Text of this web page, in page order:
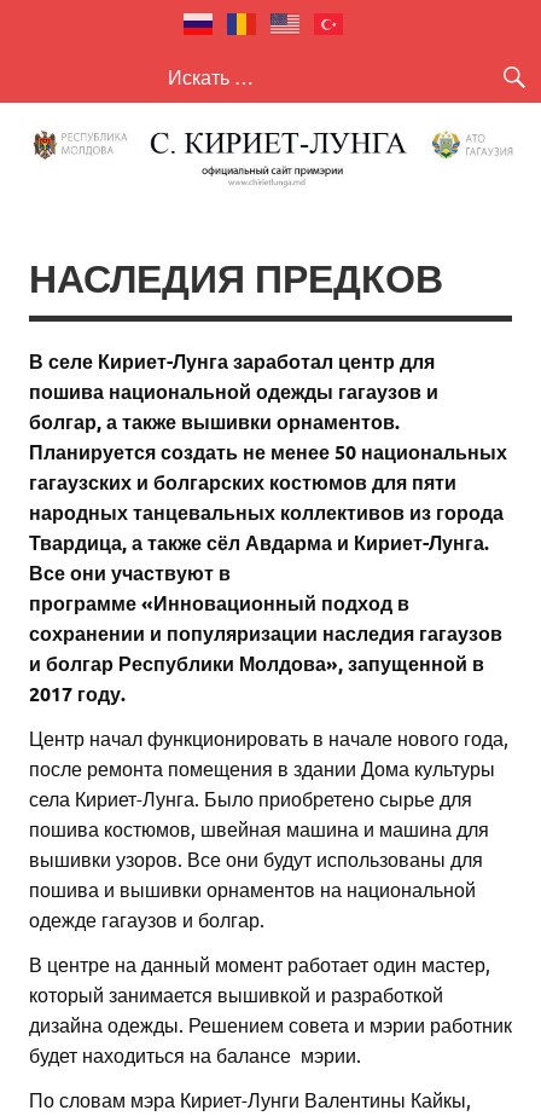
НАСЛЕДИЯ ПРЕДКОВ
В селе Кириет-Лунга заработал центр для
пошива национальной одежды гагаузов и
болгар, а также вышивки орнаментов.
Планируется создать не менее 50 национальных
гагаузских и болгарских костюмов для пяти
народных танцевальных коллективов из города
Твардица, а также сёл Авдарма и Кириет-Лунга.
Все они участвуют в
программе«Инновационный подход в
сохранении и популяризации наследия гагаузов
и болгар Республики Молдова», запущенной в
2017 году.
Центр начал функционировать в начале нового года,
после ремонта помещения в здании Дома культуры
села Кириет-Лунга. Было приобретено сырье для
пошива костюмов, швейная машина и машина для
вышивки узоров. Все они будут использованы для
пошива и вышивки орнаментов на национальной
одежде гагаузов и болгар.
В центре на данный момент работает один мастер,
который занимается вышивкой и разработкой
дизайна одежды. Решением совета и мэрии работник
будет находиться на балансе мэрии.
По словам мэра Кириет-Лунги Валентины Кайкы,